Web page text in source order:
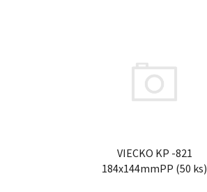
VIECKO KP -821
184x144mmPP (50 ks)